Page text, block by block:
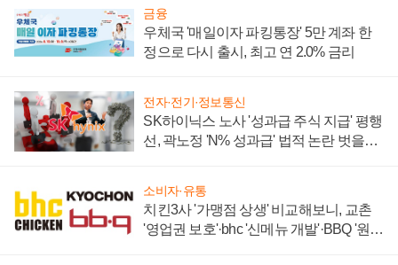
금융
우체국 '매일이자 파킹통장' 5만 계좌 한
정으로 다시 출시, 최고 연 2.0% 금리
전자·전기·정보통신
SK하이닉스 노사 '성과급 주식 지급' 평행
선, 곽노정 'N% 성과급' 법적 논란 벗을지
소비자·유통
치킨3사 '가맹점 상생' 비교해보니, 교촌
'영업권 보호'·bhc '신메뉴 개발'·BBQ '원가